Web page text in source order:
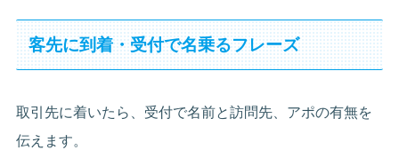
客先に到着・受付で名乗るフレーズ
取引先に着いたら、受付で名前と訪問先、アポの有無を
伝えます。